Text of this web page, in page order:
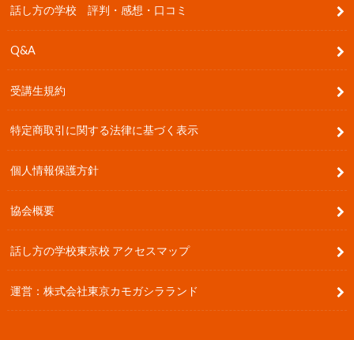
話し方の学校 評判・感想・口コミ
Q&A
受講生規約
特定商取引に関する法律に基づく表示
個人情報保護方針
協会概要
話し方の学校東京校 アクセスマップ
運営：株式会社東京カモガシラランド